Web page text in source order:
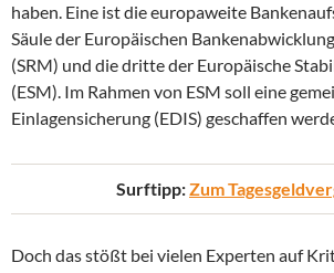
haben. Eine ist die europaweite
Säule der Europäischen
(SRM) und die dritte der Europäische
(ESM). Im Rahmen von ESM soll eine
Einlagensicherung (EDIS) geschaffen
Surftipp:Zum
Doch das stößt bei vielen Experten auf